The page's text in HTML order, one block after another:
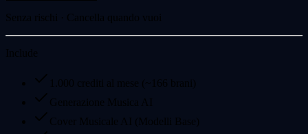
Senza rischi · Cancella quando vuoi
Include
1.000 crediti al mese (~166 brani)
Generazione Musica AI
Cover Musicale AI (Modelli Base)